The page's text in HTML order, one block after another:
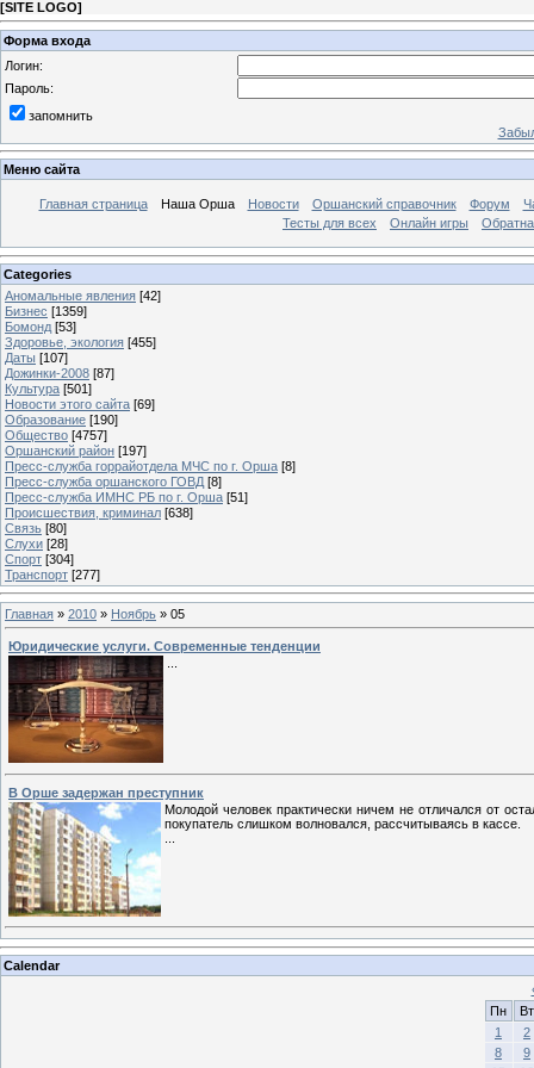
[SITE LOGO]
Форма входа
Логин:
Пароль:
запомнить
Меню сайта
Главная страница Наша Орша Новости Оршанский справочник Форум
Тесты для всех
Онлайн игры
Categories
Аномальные явления [42]
Бизнес [1359]
Бомонд [53]
Здоровье, экология [455]
Даты [107]
Дожинки-2008 [87]
Культура [501]
Новости этого сайта [69]
Образование [190]
Общество [4757]
Оршанский район [197]
Пресс-служба горрайотдела МЧС по г. Орша [8]
Пресс-служба оршанского ГОВД [8]
Пресс-служба ИМНС РБ по г. Орша [51]
Проиcшествия, криминал [638]
Связь [80]
Слухи [28]
Спорт [304]
Транспорт [277]
Главная » 2010 » Ноябрь » 05
Юридические услуги. Современные тенденции
В Орше задержан преступник
Молодой человек практически ничем не отличался от
покупатель слишком волновался, рассчитываясь в кассе.
Calendar
Пн
Вт
1
2
8
9